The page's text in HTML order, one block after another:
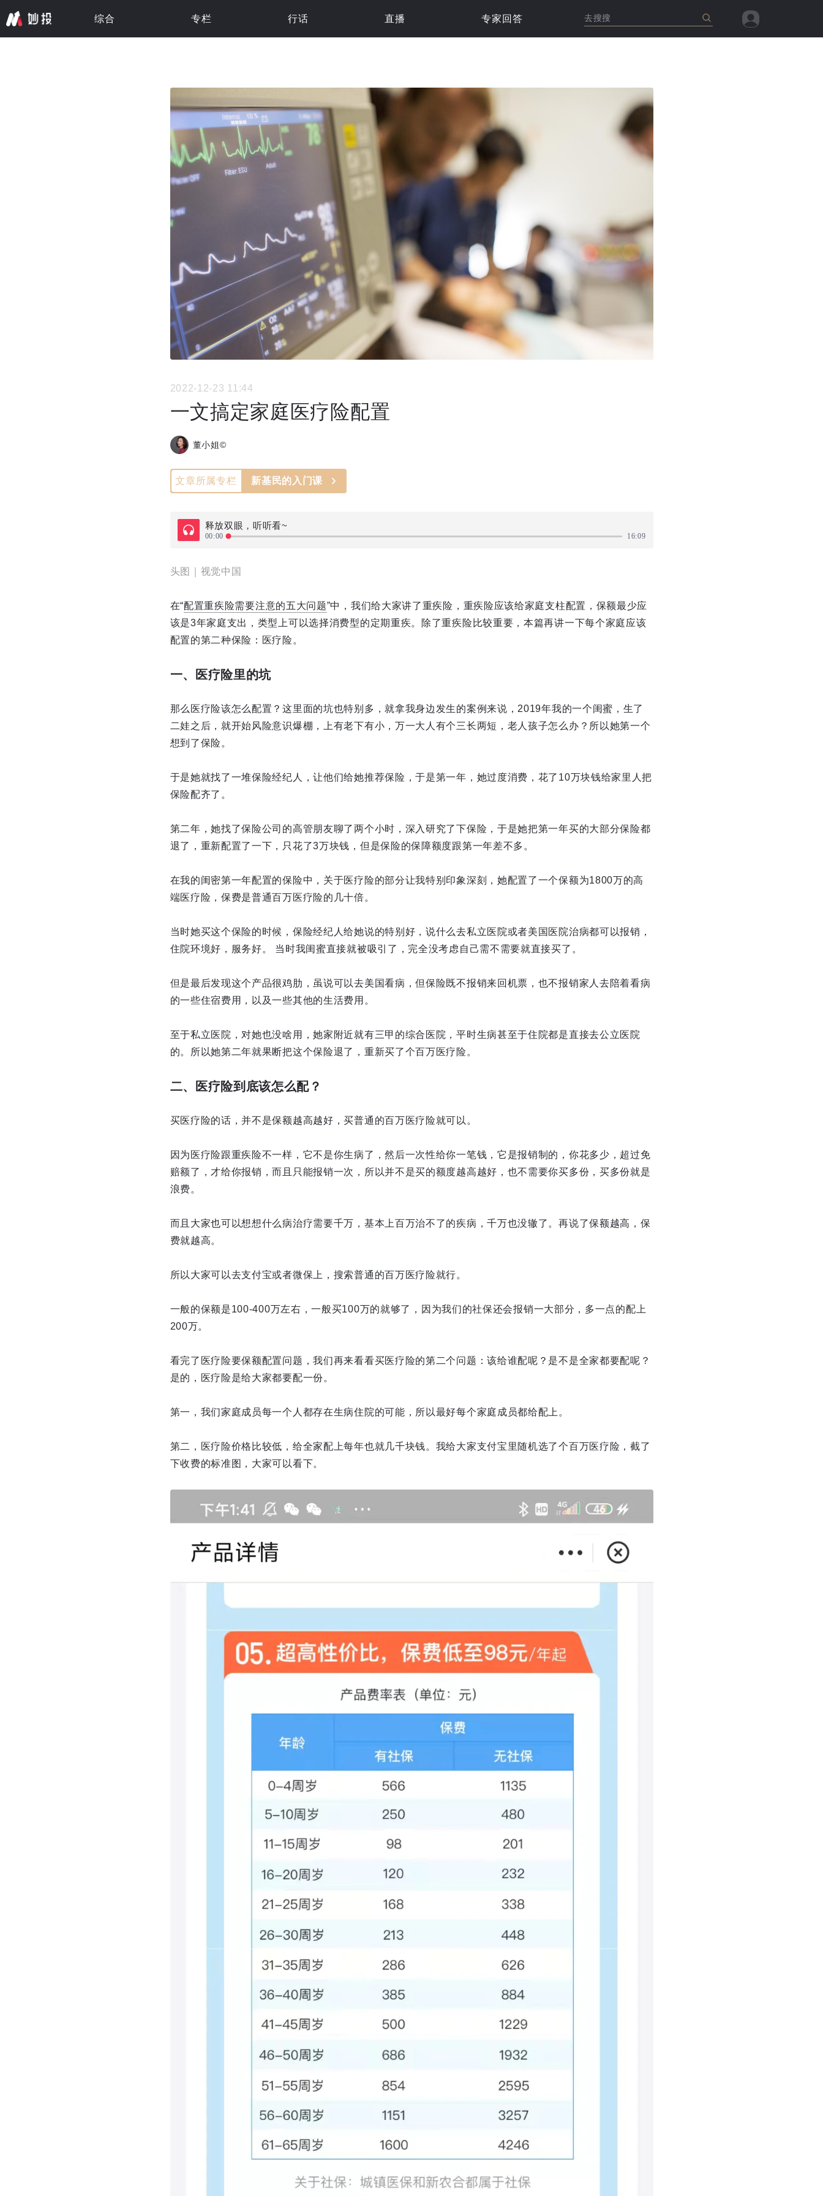
综合 专栏 行话 直播 专家回答 去搜搜
2022-12-23 11:44
一文搞定家庭医疗险配置
董小姐©
文章所属专栏 新基民的入门课
释放双眼，听听看~
00:00 16:09
头图｜视觉中国
在“配置重疾险需要注意的五大问题”中，我们给大家讲了重疾险，重疾险应该给家庭支柱配置，保额最少应
该是3年家庭支出，类型上可以选择消费型的定期重疾。除了重疾险比较重要，本篇再讲一下每个家庭应该
配置的第二种保险：医疗险。
一、医疗险里的坑
那么医疗险该怎么配置？这里面的坑也特别多，就拿我身边发生的案例来说，2019年我的一个闺蜜，生了
二娃之后，就开始风险意识爆棚，上有老下有小，万一大人有个三长两短，老人孩子怎么办？所以她第一个
想到了保险。
于是她就找了一堆保险经纪人，让他们给她推荐保险，于是第一年，她过度消费，花了10万块钱给家里人把
保险配齐了。
第二年，她找了保险公司的高管朋友聊了两个小时，深入研究了下保险，于是她把第一年买的大部分保险都
退了，重新配置了一下，只花了3万块钱，但是保险的保障额度跟第一年差不多。
在我的闺密第一年配置的保险中，关于医疗险的部分让我特别印象深刻，她配置了一个保额为1800万的高
端医疗险，保费是普通百万医疗险的几十倍。
当时她买这个保险的时候，保险经纪人给她说的特别好，说什么去私立医院或者美国医院治病都可以报销，
住院环境好，服务好。 当时我闺蜜直接就被吸引了，完全没考虑自己需不需要就直接买了。
但是最后发现这个产品很鸡肋，虽说可以去美国看病，但保险既不报销来回机票，也不报销家人去陪着看病
的一些住宿费用，以及一些其他的生活费用。
至于私立医院，对她也没啥用，她家附近就有三甲的综合医院，平时生病甚至于住院都是直接去公立医院
的。所以她第二年就果断把这个保险退了，重新买了个百万医疗险。
二、医疗险到底该怎么配？
买医疗险的话，并不是保额越高越好，买普通的百万医疗险就可以。
因为医疗险跟重疾险不一样，它不是你生病了，然后一次性给你一笔钱，它是报销制的，你花多少，超过免
赔额了，才给你报销，而且只能报销一次，所以并不是买的额度越高越好，也不需要你买多份，买多份就是
浪费。
而且大家也可以想想什么病治疗需要千万，基本上百万治不了的疾病，千万也没辙了。再说了保额越高，保
费就越高。
所以大家可以去支付宝或者微保上，搜索普通的百万医疗险就行。
一般的保额是100-400万左右，一般买100万的就够了，因为我们的社保还会报销一大部分，多一点的配上
200万。
看完了医疗险要保额配置问题，我们再来看看买医疗险的第二个问题：该给谁配呢？是不是全家都要配呢？
是的，医疗险是给大家都要配一份。
第一，我们家庭成员每一个人都存在生病住院的可能，所以最好每个家庭成员都给配上。
第二，医疗险价格比较低，给全家配上每年也就几千块钱。我给大家支付宝里随机选了个百万医疗险，截了
下收费的标准图，大家可以看下。